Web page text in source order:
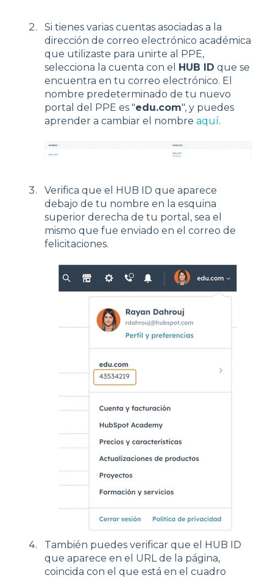
Si tienes varias cuentas asociadas a la
dirección de correo electrónico académica
que utilizaste para unirte al PPE,
selecciona la cuenta con el HUB ID que se
encuentra en tu correo electrónico. El
nombre predeterminado de tu nuevo
portal del PPE es "edu.com", y puedes
aprender a cambiar el nombre aquí.
Verifica que el HUB ID que aparece
debajo de tu nombre en la esquina
superior derecha de tu portal, sea el
mismo que fue enviado en el correo de
felicitaciones.
También puedes verificar que el HUB ID
que aparece en el URL de la página,
coincida con el que está en el cuadro